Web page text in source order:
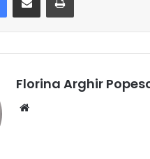
Florina Arghir